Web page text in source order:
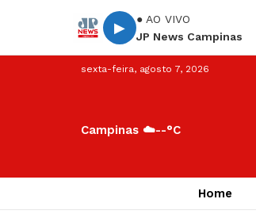
▶
● AO VIVO
JP News Campinas
sexta-feira, agosto 7, 2026
Campinas ☁️--°C
Home